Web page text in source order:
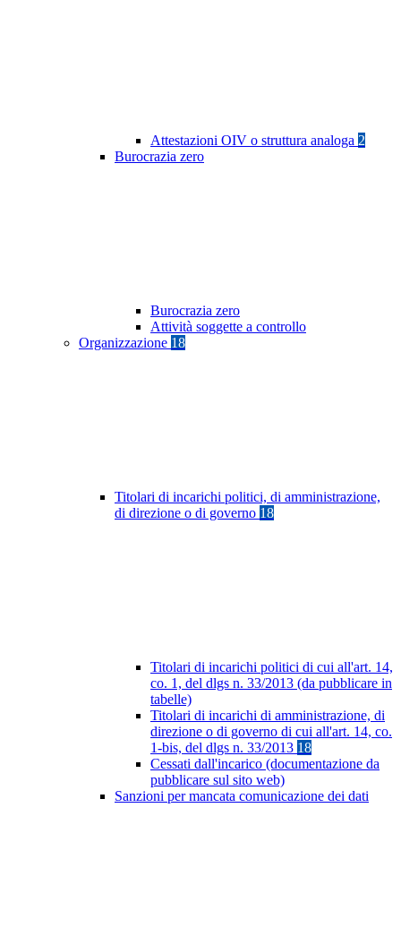
Attestazioni OIV o struttura analoga 2
Burocrazia zero
Burocrazia zero
Attività soggette a controllo
Organizzazione 18
Titolari di incarichi politici, di amministrazione,
di direzione o di governo 18
Titolari di incarichi politici di cui all'art. 14,
co. 1, del dlgs n. 33/2013 (da pubblicare in
tabelle)
Titolari di incarichi di amministrazione, di
direzione o di governo di cui all'art. 14, co.
1-bis, del dlgs n. 33/2013 18
Cessati dall'incarico (documentazione da
pubblicare sul sito web)
Sanzioni per mancata comunicazione dei dati